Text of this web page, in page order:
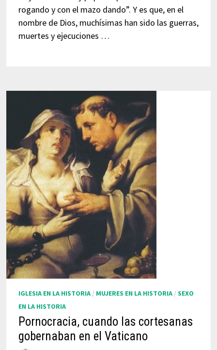
rogando y con el mazo dando”. Y es que, en el
nombre de Dios, muchísimas han sido las guerras,
muertes y ejecuciones …
IGLESIA EN LA HISTORIA/ MUJERES EN LA HISTORIA/ SEXO
EN LA HISTORIA
Pornocracia, cuando las cortesanas
gobernaban en el Vaticano